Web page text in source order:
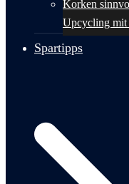
Korken
Upcycling
Spartipps